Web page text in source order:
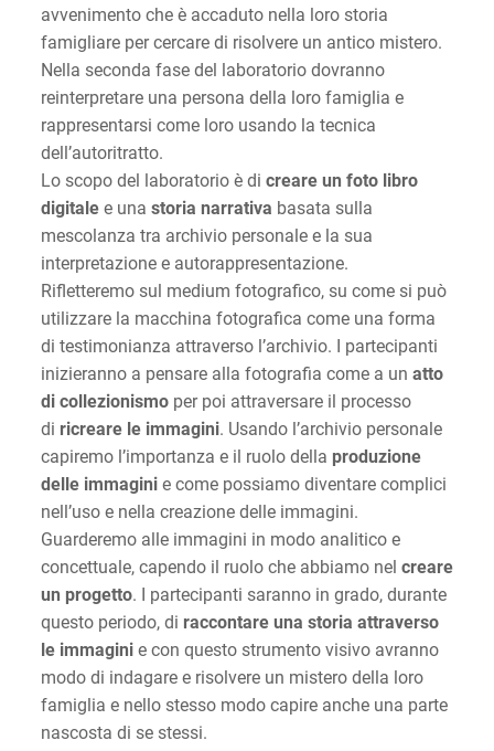
avvenimento che è accaduto nella loro storia
famigliare per cercare di risolvere un antico mistero.
Nella seconda fase del laboratorio dovranno
reinterpretare una persona della loro famiglia e
rappresentarsi come loro usando la tecnica
dell’autoritratto.
Lo scopo del laboratorio è di creare un foto libro
digitalee una storia narrativa basata sulla
mescolanza tra archivio personale e la sua
interpretazione e autorappresentazione.
Rifletteremo sul medium fotografico, su come si può
utilizzare la macchina fotografica come una forma
di testimonianza attraverso l’archivio. I partecipanti
inizieranno a pensare alla fotografia come a un atto
di collezionismoper poi attraversare il processo
di ricreare le immagini. Usando l’archivio personale
capiremo l’importanza e il ruolo della produzione
delle immaginie come possiamo diventare complici
nell’uso e nella creazione delle immagini.
Guarderemo alle immagini in modo analitico e
concettuale, capendo il ruolo che abbiamo nel creare
un progetto. I partecipanti saranno in grado, durante
questo periodo, di raccontare una storia attraverso
le immaginie con questo strumento visivo avranno
modo di indagare e risolvere un mistero della loro
famiglia e nello stesso modo capire anche una parte
nascosta di se stessi.